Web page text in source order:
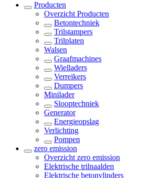
Producten
Overzicht Producten
Betontechniek
Trilstampers
Trilplaten
Walsen
Graafmachines
Wielladers
Verreikers
Dumpers
Minilader
Slooptechniek
Generator
Energieopslag
Verlichting
Pompen
zero emission
Overzicht zero emission
Elektrische trilnaalden
Elektrische betonvlinders